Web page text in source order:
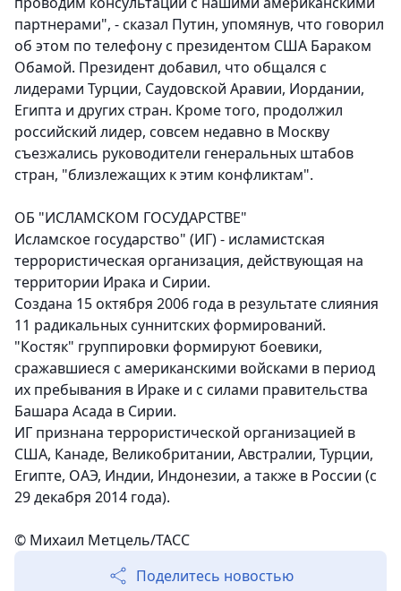
партнерами", - сказал Путин, упомянув, что говорил
об этом по телефону с президентом США Бараком
Обамой. Президент добавил, что общался с
лидерами Турции, Саудовской Аравии, Иордании,
Египта и других стран. Кроме того, продолжил
российский лидер, совсем недавно в Москву
съезжались руководители генеральных штабов
стран, "близлежащих к этим конфликтам".
ОБ "ИСЛАМСКОМ ГОСУДАРСТВЕ"
Исламское государство" (ИГ) - исламистская
террористическая организация, действующая на
территории Ирака и Сирии.
Создана 15 октября 2006 года в результате слияния
11 радикальных суннитских формирований.
"Костяк" группировки формируют боевики,
сражавшиеся с американскими войсками в период
их пребывания в Ираке и с силами правительства
Башара Асада в Сирии.
ИГ признана террористической организацией в
США, Канаде, Великобритании, Австралии, Турции,
Египте, ОАЭ, Индии, Индонезии, а также в России (с
29 декабря 2014 года).
© Михаил Метцель/ТАСС
Поделитесь новостью